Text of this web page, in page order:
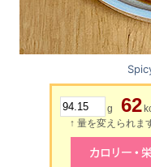
g 62
↑ 量を変えられま